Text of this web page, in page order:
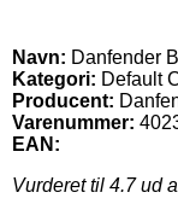
Navn: Danfender
Kategori: Default
Producent:
Varenummer:
EAN:
Vurderet til 4.7ud